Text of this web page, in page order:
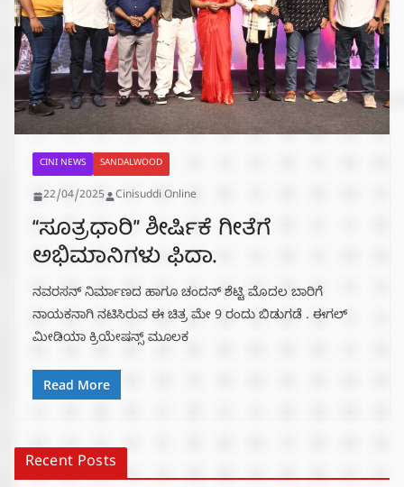
CINI NEWS SANDALWOOD
22/04/2025 Cinisuddi Online
“ಸೂತ್ರಧಾರಿ” ಶೀರ್ಷಿಕೆ ಗೀತೆಗೆ
ಅಭಿಮಾನಿಗಳು ಫಿದಾ.
ನವರಸನ್ ನಿರ್ಮಾಣದ ಹಾಗೂ ಚಂದನ್ ಶೆಟ್ಟಿ ಮೊದಲ ಬಾರಿಗೆ
ನಾಯಕನಾಗಿ ನಟಿಸಿರುವ ಈ ಚಿತ್ರ ಮೇ 9 ರಂದು ಬಿಡುಗಡೆ . ಈಗಲ್
ಮೀಡಿಯಾ ಕ್ರಿಯೇಷನ್ಸ್ ಮೂಲಕ
Read More
Recent Posts